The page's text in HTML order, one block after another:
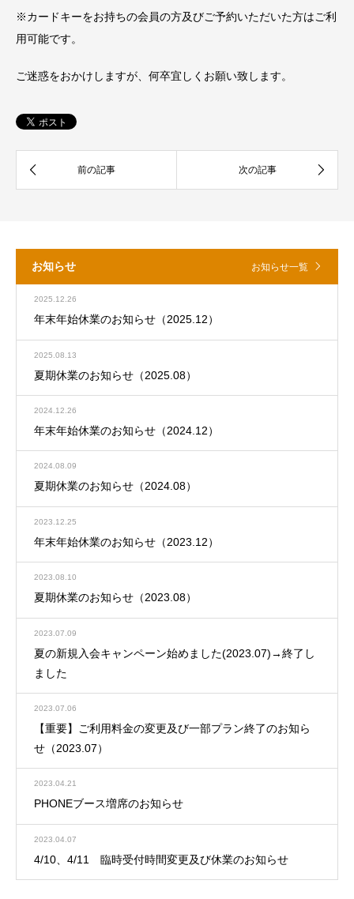
※カードキーをお持ちの会員の方及びご予約いただいた方はご利
用可能です。
ご迷惑をおかけしますが、何卒宜しくお願い致します。
お知らせ お知らせ一覧
2025.12.26
年末年始休業のお知らせ（2025.12）
2025.08.13
夏期休業のお知らせ（2025.08）
2024.12.26
年末年始休業のお知らせ（2024.12）
2024.08.09
夏期休業のお知らせ（2024.08）
2023.12.25
年末年始休業のお知らせ（2023.12）
2023.08.10
夏期休業のお知らせ（2023.08）
2023.07.09
夏の新規入会キャンペーン始めました(2023.07)→終了し
ました
2023.07.06
【重要】ご利用料金の変更及び一部プラン終了のお知ら
せ（2023.07）
2023.04.21
PHONEブース増席のお知らせ
2023.04.07
4/10、4/11 臨時受付時間変更及び休業のお知らせ